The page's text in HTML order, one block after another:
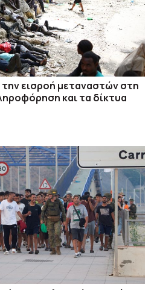
εισροή μεταναστών στη
και τα δίκτυα